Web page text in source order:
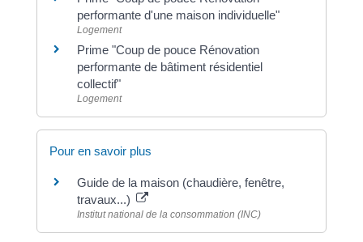
performante d'une maison individuelle"
Logement
Prime "Coup de pouce Rénovation
performante de bâtiment résidentiel
collectif"
Logement
Pour en savoir plus
Guide de la maison (chaudière, fenêtre,
travaux...)
Institut national de la consommation (INC)